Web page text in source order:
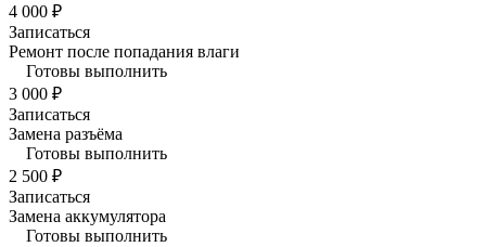
4 000 ₽
Записаться
Ремонт после попадания влаги
Готовы выполнить
3 000 ₽
Записаться
Замена разъёма
Готовы выполнить
2 500 ₽
Записаться
Замена аккумулятора
Готовы выполнить